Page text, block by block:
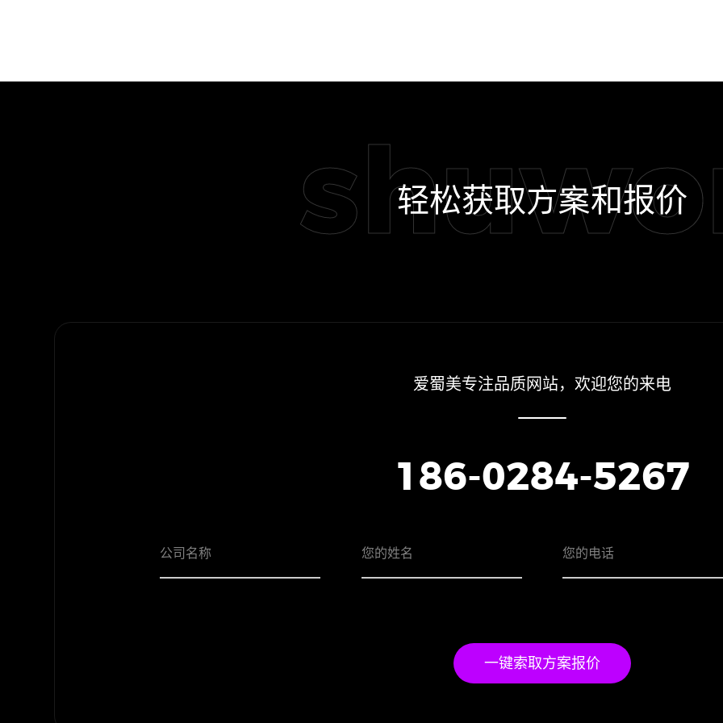
轻松获取方案和报价
爱蜀美专注品质网站，欢迎您的来电
186-0284-5267
一键索取方案报价